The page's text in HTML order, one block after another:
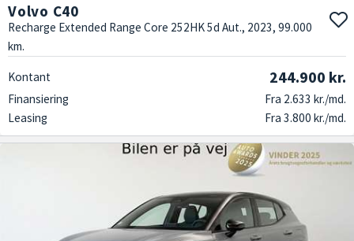
Volvo C40
Recharge Extended Range Core 252HK 5d Aut., 2023, 99.000
km.
Kontant 244.900 kr.
Finansiering
Fra 2.633 kr./md.
Leasing
Fra 3.800 kr./md.